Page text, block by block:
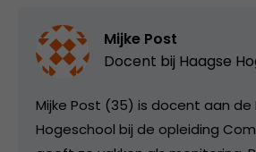
Mijke Post
Docent bij Haagse
Mijke Post (35) is docent aan de
Hogeschool bij de opleiding